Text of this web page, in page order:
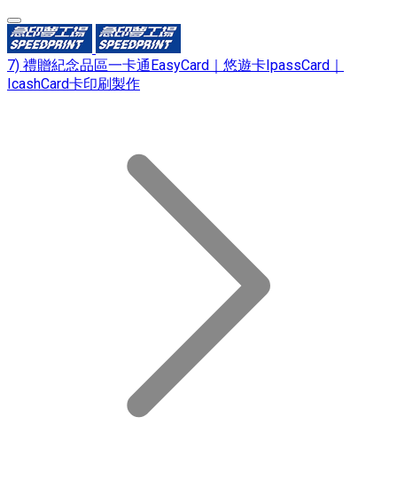
7) 禮贈紀念品區一卡通EasyCard｜悠遊卡IpassCard｜
IcashCard卡印刷製作